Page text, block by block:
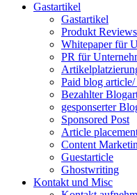
Gastartikel
Gastartikel
Produkt Reviews
Whitepaper für
PR für
Paid blog
Bezahlter
gesponserter
Sponsored Post
Article
Content
Guestarticle
Ghostwriting
Kontakt und Misc